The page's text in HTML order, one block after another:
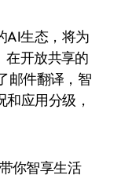
生态，将为
在开放共享的
邮件翻译，智
应用分级，